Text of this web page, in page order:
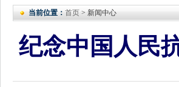
当前位置： 首页 > 新闻中心
纪念中国人民